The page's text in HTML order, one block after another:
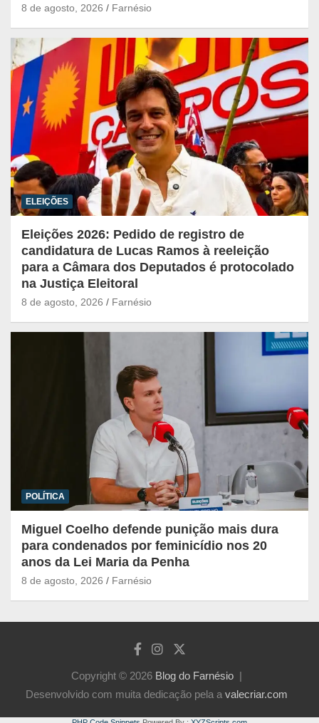
8 de agosto, 2026 Farnésio
ELEIÇÕES
Eleições 2026: Pedido de registro de
candidatura de Lucas Ramos à reeleição
para a Câmara dos Deputados é protocolado
na Justiça Eleitoral
8 de agosto, 2026 Farnésio
POLÍTICA
Miguel Coelho defende punição mais dura
para condenados por feminicídio nos 20
anos da Lei Maria da Penha
8 de agosto, 2026 Farnésio
Copyright © 2026 Blog do Farnésio
Desenvolvido com muita dedicação pela a valecriar.com